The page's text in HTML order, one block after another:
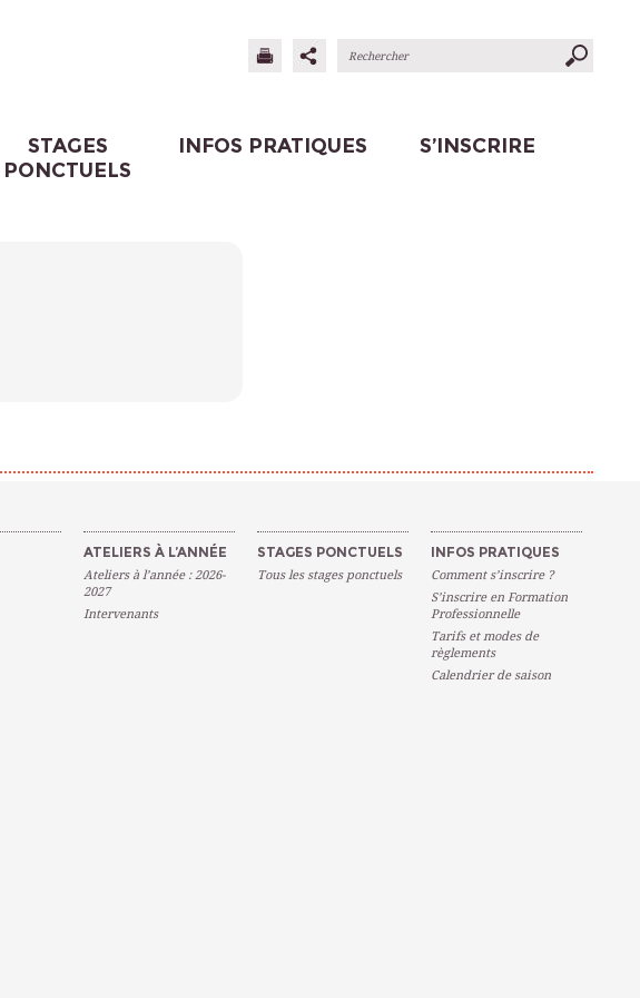
STAGES
PONCTUELS
INFOS PRATIQUES S’INSCRIRE
ATELIERS À L’ANNÉE
Ateliers à l’année : 2026-
2027
Intervenants
STAGES PONCTUELS
Tous les stages ponctuels
INFOS PRATIQUES
Comment s’inscrire ?
S’inscrire en Formation
Professionnelle
Tarifs et modes de
règlements
Calendrier de saison